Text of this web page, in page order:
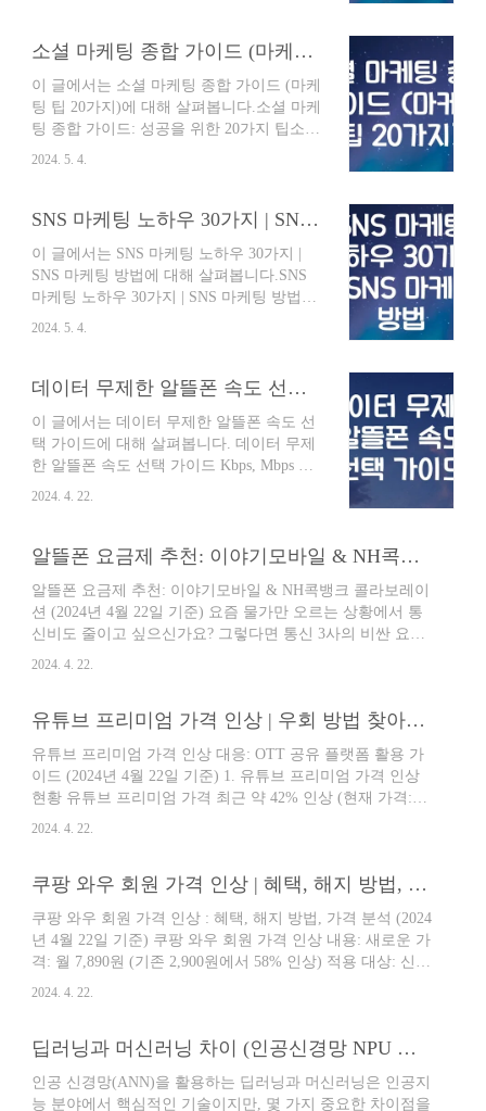
이메일 목록을 구축하고 뉴스레터, 프로모
이메일 마케팅은 고객 관계 구축과 수익 창
출에 효..
분야를 선택하여 전문성을 쌓아야 합니
겟 독자를 명확히 설정해야 합니다. 독자의
연령, 성별, 관심사 등을 고려하여 콘텐츠를
제작해야 효과적인 마케팅이 가능합니다.3.
양질의 콘텐츠 제작블로그의 핵심은 콘텐
니다.4. SEO 최적화검색 엔진 최적화(SEO)
워드 분석, 메타 태그 설정, 내부 링..
소셜 마케팅 종합 가이드 (마케팅 팁 20가지)
이 글에서는 소셜 마케팅 종합 가이드 (마케
팅 팁 20가지)에 대해 살펴봅니다.소셜 마케
팅 종합 가이드: 성공을 위한 20가지 팁소셜
대시키는 데 효과적인 도구입니다. 하지만,
해야 할지 막막할 수 있습니다. 이 가이드는
소셜 마케팅을 성공적으로 이끌기 위한 20
가지 팁을 제공합니다.1. 목표 설정 및 타겟
고객 파악소셜 마케팅을 시작하기 전에 명
리드 생성, 판매 증대 등 구체적인 목표를
야 합니다. 또한, 타겟 고객을 ..
2024. 5. 4.
SNS 마케팅 노하우 30가지 | SNS 마케팅 방법
이 글에서는 SNS 마케팅 노하우 30가지 |
SNS 마케팅 방법에 대해 살펴봅니다.SNS
마케팅 노하우 30가지 | SNS 마케팅 방법1.
리드 생성, 판매 증대 등 다양한 목표 중에
야 합니다.2. 타겟 고객 분석타겟 고객이 누
구인지, 어떤 SNS 채널을 사용하는지, 어떤
콘텐츠에 관심이 있는지 파악해야 합니다.
이를 통해 효과적인 콘텐츠 전략을 수립할
아닙니다. 타겟 고객 분석 결과를 바탕으로
텐츠 전..
2024. 5. 4.
데이터 무제한 알뜰폰 속도 선택 가이드
이 글에서는 데이터 무제한 알뜰폰 속도 선
택 가이드에 대해 살펴봅니다. 데이터 무제
한 알뜰폰 속도 선택 가이드 Kbps, Mbps 단
위 Kbps (Kilo Bit Per Second): 초당 전송 데
넷 속도 인터넷 검색 기준 1Mbps: 텍스트 기
지가 많은 웹페이지, 웹툰 앱에 권장 메신저
& 내비게이션 앱 기준 1Mbps: 텍스트 기반
대화에 적합 3Mbps 이상: 이미지, 동영상 업
로드/열람, 내비게이션 앱에 권장 OTT 감상
3Mbps 여..
2024. 4. 22.
알뜰폰 요금제 추천: 이야기모바일 & NH콕뱅크 콜라보레이션
알뜰폰 요금제 추천: 이야기모바일 & NH콕뱅크 콜라보레이
션 (2024년 4월 22일 기준) 요즘 물가만 오르는 상황에서 통
신비도 줄이고 싶으신가요? 그렇다면 통신 3사의 비싼 요금
제 대신 알뜰폰 요금제를 사용하는 것을 추천합니다. 특히
1. 알뜰폰이라 품질이 떨어질까요? 알뜰폰이라는 말에 저렴
지만 이야기모바일은 KT, SKT, LG U+와 동일한 네트워크를
사용하기 때문에 통화 품질과 데이터 속도는 3사와 차이가
없습니다. 2. 알뜰폰의 단점은 무엇인가요? 알뜰폰의 단점은
크게 두 가지입니다. 첫 번째는 통신 3사에서 제공하는 멤
2024. 4. 22.
유튜브 프리미엄 가격 인상 | 우회 방법 찾아보기
유튜브 프리미엄 가격 인상 대응: OTT 공유 플랫폼 활용 가
이드 (2024년 4월 22일 기준) 1. 유튜브 프리미엄 가격 인상
현황 유튜브 프리미엄 가격 최근 약 42% 인상 (현재 가격:
PC/Android 14,900원, iOS 19,500원, 통신 3사 제휴 13,900원)
튜브 프리미엄 우회 차단 IP 우회 성공해도 결제 에러 발생
가능성 낮음 3. OTT 공유 플랫폼 활용 유튜브 프리미엄 우회
보다 저렴하지 않지만, 안정적인 서비스 제공 한국에서 사용
가능한 거의 모든 결제 수단 지원 GMAIL 계정..
2024. 4. 22.
쿠팡 와우 회원 가격 인상 | 혜택, 해지 방법, 가격 분석
쿠팡 와우 회원 가격 인상 : 혜택, 해지 방법, 가격 분석 (2024
년 4월 22일 기준) 쿠팡 와우 회원 가격 인상 내용: 새로운 가
격: 월 7,890원 (기존 2,900원에서 58% 인상) 적용 대상: 신규
가입자: 2024년 4월 13일부터 기존 사용자: 2024년 8월 결제
수수료 무료 로켓프레시: 오전 10시까지 주문 시 당일 오후 6
총 구매 금액 15,000원 이상 시 이용 가능 와우회원가 할인:
2024. 4. 22.
딥러닝과 머신러닝 차이 (인공신경망 NPU 활용)
인공 신경망(ANN)을 활용하는 딥러닝과 머신러닝은 인공지
능 분야에서 핵심적인 기술이지만, 몇 가지 중요한 차이점을